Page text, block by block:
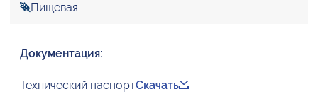
Пищевая
Документация:
Технический паспортСкачать